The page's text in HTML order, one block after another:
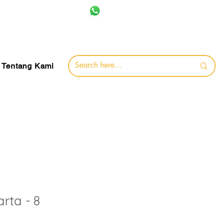
Tentang Kami
- 8